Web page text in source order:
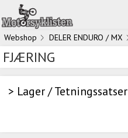
Webshop DELER ENDURO / MX
FJÆRING
> Lager / Tetningssatser